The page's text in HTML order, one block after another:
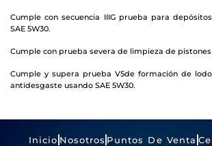
Cumple con secuencia IIIG prueba para
SAE 5W30.
Cumple con prueba severa de limpieza de pistones
Cumple y supera prueba V5de formación de
antidesgaste usando SAE 5W30.
Inicio Nosotros Puntos De Venta